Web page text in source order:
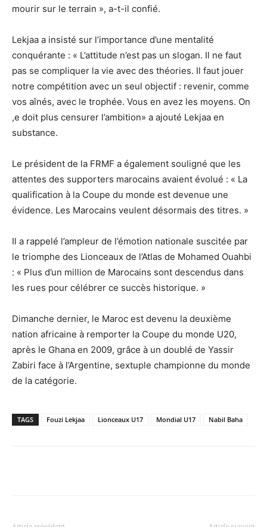
mourir sur le terrain », a-t-il confié.
Lekjaa a insisté sur l’importance d’une mentalité
conquérante : « L’attitude n’est pas un slogan. Il ne faut
pas se compliquer la vie avec des théories. Il faut jouer
notre compétition avec un seul objectif : revenir, comme
vos aînés, avec le trophée. Vous en avez les moyens. On
,e doit plus censurer l’ambition» a ajouté Lekjaa en
substance.
Le président de la FRMF a également souligné que les
attentes des supporters marocains avaient évolué : « La
qualification à la Coupe du monde est devenue une
évidence. Les Marocains veulent désormais des titres. »
Il a rappelé l’ampleur de l’émotion nationale suscitée par
le triomphe des Lionceaux de l’Atlas de Mohamed Ouahbi
: « Plus d’un million de Marocains sont descendus dans
les rues pour célébrer ce succès historique. »
Dimanche dernier, le Maroc est devenu la deuxième
nation africaine à remporter la Coupe du monde U20,
après le Ghana en 2009, grâce à un doublé de Yassir
Zabiri face à l’Argentine, sextuple championne du monde
de la catégorie.
TAGS Fouzi Lekjaa Lionceaux U17 Mondial U17 Nabil Baha